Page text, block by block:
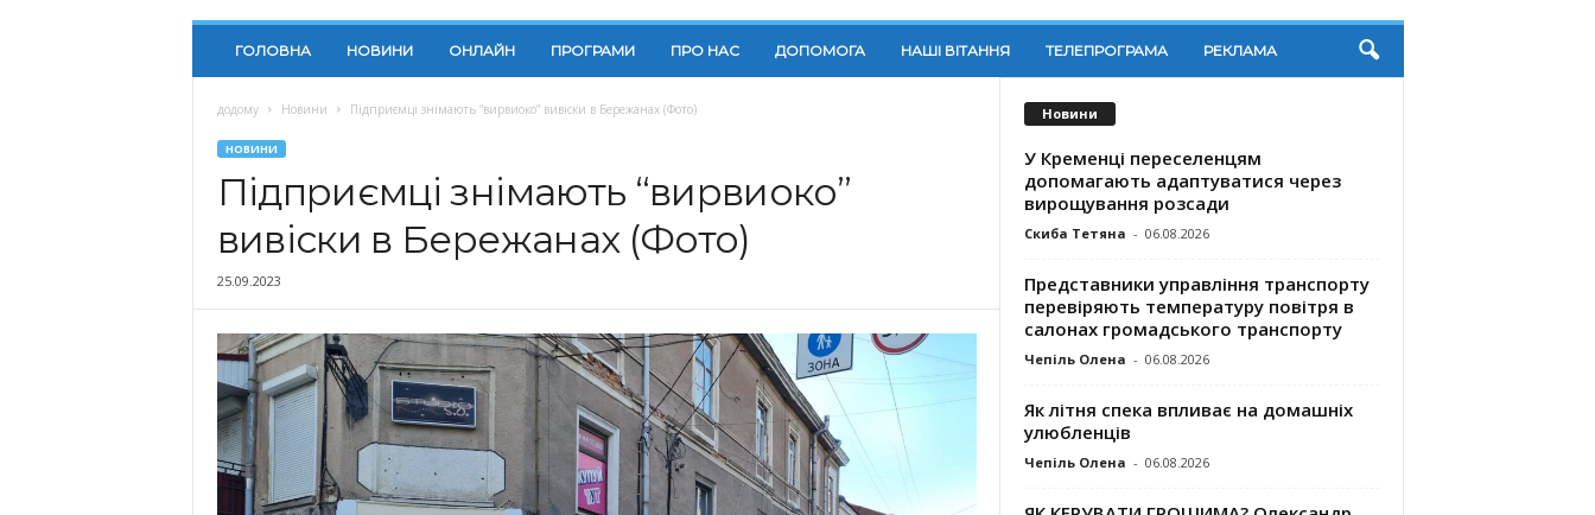
ГОЛОВНА НОВИНИ ОНЛАЙН ПРОГРАМИ ПРО НАС ДОПОМОГА НАШІ ВІТАННЯ ТЕЛЕПРОГРАМА РЕКЛАМА
додому Новини Підприємці знімають “вирвиоко” вивіски в Бережанах (Фото)
НОВИНИ
Підприємці знімають “вирвиоко”
вивіски в Бережанах (Фото)
25.09.2023
Новини
У Кременці переселенцям
допомагають адаптуватися через
вирощування розсади
Скиба Тетяна - 06.08.2026
Представники управління транспорту
перевіряють температуру повітря в
салонах громадського транспорту
Чепіль Олена - 06.08.2026
Як літня спека впливає на домашніх
улюбленців
Чепіль Олена - 06.08.2026